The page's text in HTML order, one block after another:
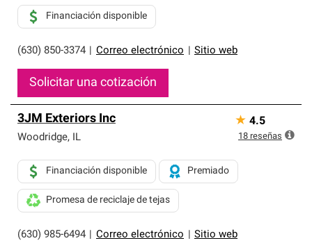
Solo ellos pueden ofrecer nuestra mejor garantía de
sistemas de techos.
(630) 850-3374 Correo electrónico Sitio web
Financiación disponible
Solicitar una cotización
3JM Exteriors Inc
Woodridge, IL
(630) 985-6494 Correo electrónico Sitio web
Financiación disponible Premiado
Promesa de reciclaje de tejas
★ 4.5
18 reseñas